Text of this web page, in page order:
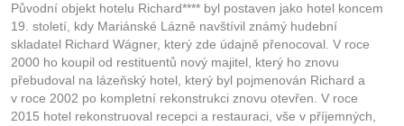
Původní objekt hotelu Richard**** byl postaven jako hotel koncem
19. století, kdy Mariánské Lázně navštívil známý hudební
skladatel Richard Wágner, který zde údajně přenocoval. V roce
2000 ho koupil od restituentů nový majitel, který ho znovu
přebudoval na lázeňský hotel, který byl pojmenován Richard a
v roce 2002 po kompletní rekonstrukci znovu otevřen. V roce
2015 hotel rekonstruoval recepci a restauraci, vše v příjemných,